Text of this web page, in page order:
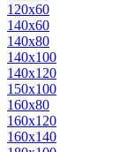
120х60
140х60
140х80
140х100
140х120
150х100
160х80
160х120
160х140